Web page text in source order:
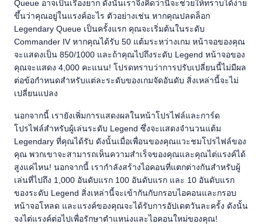
Queue อาจเป็นเรื่องยาก ดังนั้นเราจึงคิดว่านี่จะช่วยให้ทราบได้ง่าย
ขึ้นว่าคุณอยู่ในแรงค์อะไร ตัวอย่างเช่น หากคุณปลดล็อก
Legendary Queue เป็นครั้งแรก คุณจะเริ่มต้นในระดับ
Commander IV หากคุณได้รับ 50 แต้มระหว่างเกม หน้าจอของคุณ
จะแสดงเป็น 850/1000 และถ้าคุณไปถึงระดับ Legend หน้าจอของ
คุณจะแสดง 4,000 คะแนน! โปรดทราบว่าการปรับเปลี่ยนนี้ไม่มีผล
ต่อข้อกำหนดสำหรับแต่ละระดับของเกมจัดอันดับ สิ่งเหล่านี้จะไม่
เปลี่ยนแปลง
นอกจากนี้ เรายังเพิ่มการแสดงผลในหน้าโปรไฟล์และการ์ด
โปรไฟล์สำหรับผู้เล่นระดับ Legend ซึ่งจะแสดงจำนวนแต้ม
Legendary ที่คุณได้รับ ดังนั้นเมื่อเพื่อนของคุณแวะชมโปรไฟล์ของ
คุณ พวกเขาจะสามารถเห็นความสำเร็จของคุณและคุณไต่แรงค์ได้
สูงแค่ไหน! นอกจากนี้ เรากำลังสร้างไอคอนที่แตกต่างกันสำหรับผู้
เล่นที่ไปถึง 1,000 อันดับแรก 100 อันดับแรก และ 10 อันดับแรก
ของระดับ Legend สิ่งเหล่านี้จะเข้ากันกับกรอบไอคอนและกรอบ
หน้าจอโหลด และแรงค์ของคุณจะได้รับการอัปเดตวันละครั้ง ดังนั้น
จงไต่แรงค์ต่อไปเพื่อรักษาตำแหน่งและไอคอนใหม่ของคุณ!